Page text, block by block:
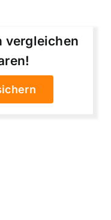
vergleichen